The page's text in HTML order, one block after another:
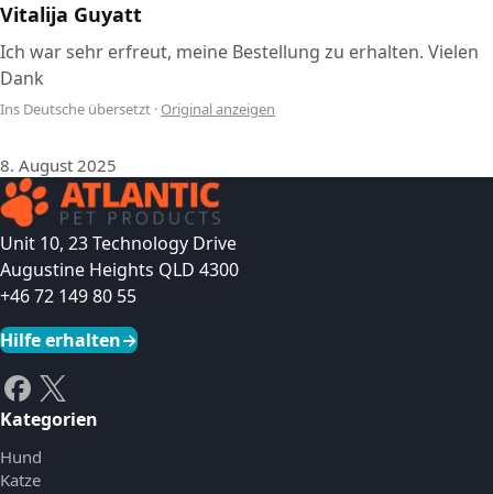
Vitalija Guyatt
Ich war sehr erfreut, meine Bestellung zu erhalten. Vielen
Dank
Ins Deutsche übersetzt · Original anzeigen
8. August 2025
Unit 10, 23 Technology Drive
Augustine Heights QLD 4300
+46 72 149 80 55
Hilfe erhalten→
Kategorien
Hund
Katze